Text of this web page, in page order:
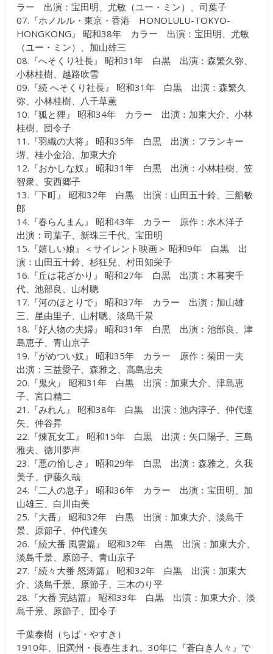
ラー 出演：宝田明、尤敏（ユー・ミン）、司葉子
07.『ホノルル・東京・香港 HONOLULU-TOKYO-
HONGKONG』 昭和38年 カラー 出演：宝田明、尤敏
（ユー・ミン）、加山雄三
08.『へそくり社長』 昭和31年 白黒 出演：森繁久弥、
小林桂樹、越路吹雪
09.『続 へそくり社長』 昭和31年 白黒 出演：森繁久
弥、小林桂樹、八千草薫
10.『狐と狸』 昭和34年 カラー 出演：加東大介、小林
桂樹、団令子
11.『羽織の大将』 昭和35年 白黒 出演：フランキー
堺、桂小金治、加東大介
12.『おかしな奴』 昭和31年 白黒 出演：小林桂樹、笠
智衆、安西郷子
13.『下町』 昭和32年 白黒 出演：山田五十鈴、三船敏
郎
14.『春らんまん』 昭和43年 カラー 原作：水木洋子
出演：司葉子、新珠三千代、宝田明
15.『嬉しい娘』＜サイレント映画＞ 昭和9年 白黒 出
演：山田五十鈴、杉狂兒、村田知栄子
16.『丘は花ざかり』 昭和27年 白黒 出演：木暮実千
代、池部良、山村聰
17.『河のほとりで』 昭和37年 カラー 出演：加山雄
三、星由里子、山村聰、淡島千景
18.『好人物の夫婦』 昭和31年 白黒 出演：池部良、津
島恵子、青山京子
19.『がめつい奴』 昭和35年 カラー 原作：菊田一夫
出演：三益愛子、森雅之、高島忠夫
20.『鬼火』 昭和31年 白黒 出演：加東大介、津島恵
子、宮口精二
21.『みれん』 昭和38年 白黒 出演：池内淳子、仲代達
矢、仲谷昇
22.『煉瓦女工』 昭和15年 白黒 出演：矢口陽子、三島
雅夫、徳川夢声
23.『悪の愉しさ』 昭和29年 白黒 出演：森雅之、久我
美子、伊藤久哉
24.『二人の息子』 昭和36年 カラー 出演：宝田明、加
山雄三、白川由美
25.『大番』 昭和32年 白黒 出演：加東大介、淡島千
景、原節子、仲代達矢
26.『続大番 風雲篇』 昭和32年 白黒 出演：加東大介、
淡島千景、原節子、青山京子
27.『続々大番 怒涛篇』 昭和32年 白黒 出演：加東大
介、淡島千景、原節子、三木のり平
28.『大番 完結篇』 昭和33年 白黒 出演：加東大介、淡
島千景、原節子、団令子
千葉泰樹（ちば・やすき）
1910年、旧満州・長春生まれ。30年に『蒼白き人々』で